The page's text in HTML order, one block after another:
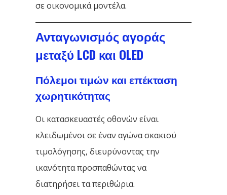
σε οικονομικά μοντέλα.
Ανταγωνισμός αγοράς
μεταξύ LCD και OLED
Πόλεμοι τιμών και επέκταση
χωρητικότητας
Οι κατασκευαστές οθονών είναι
κλειδωμένοι σε έναν αγώνα σκακιού
τιμολόγησης, διευρύνοντας την
ικανότητα προσπαθώντας να
διατηρήσει τα περιθώρια.